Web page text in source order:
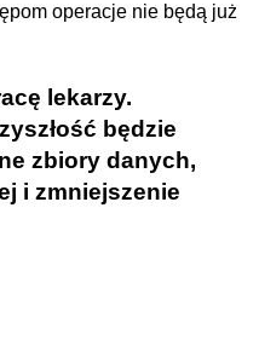
operacje nie będą już
lekarzy.
będzie
zbiory danych,
i zmniejszenie